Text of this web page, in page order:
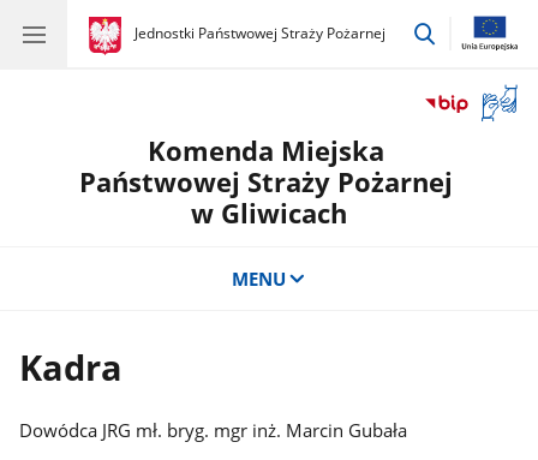
gov.pl
Jednostki Państwowej Straży Pożarnej
gov.pl
Jednostki
przejdź
okno
Komenda Miejska
Państwowej Straży Pożarnej
w Gliwicach
MENU
Kadra
Dowódca JRG mł. bryg. mgr inż. Marcin Gubała